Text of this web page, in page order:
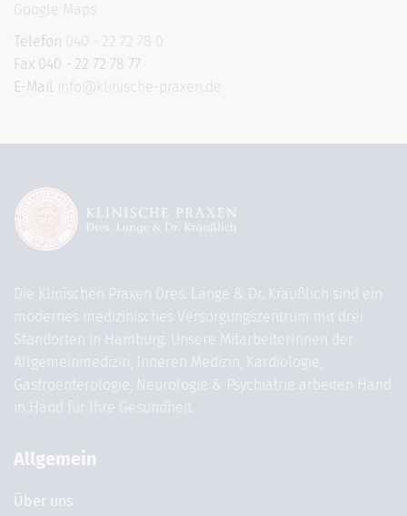
Google Maps
Telefon 040 - 22 72 78 0
Fax 040 - 22 72 78 77
E-Mail info@klinische-praxen.de
Die Klinischen Praxen Dres. Lange & Dr. Kräußlich sind ein
modernes medizinisches Versorgungszentrum mit drei
Standorten in Hamburg. Unsere MitarbeiterInnen der
Allgemeinmedizin, Inneren Medizin, Kardiologie,
Gastroenterologie, Neurologie & Psychiatrie arbeiten Hand
in Hand für Ihre Gesundheit.
Allgemein
Über uns